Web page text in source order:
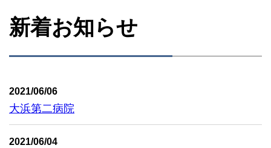
新着お知らせ
2021/06/06
大浜第二病院
2021/06/04